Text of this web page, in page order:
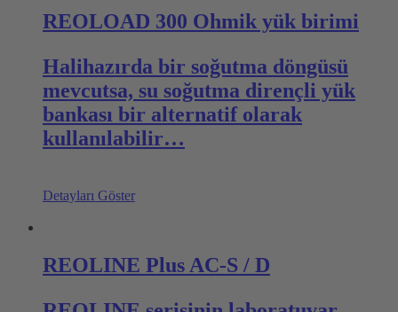
REOLOAD 300 Ohmik yük birimi
Halihazırda bir soğutma döngüsü
mevcutsa, su soğutma dirençli yük
bankası bir alternatif olarak
kullanılabilir…
Detayları Göster
REOLINE Plus AC-S / D